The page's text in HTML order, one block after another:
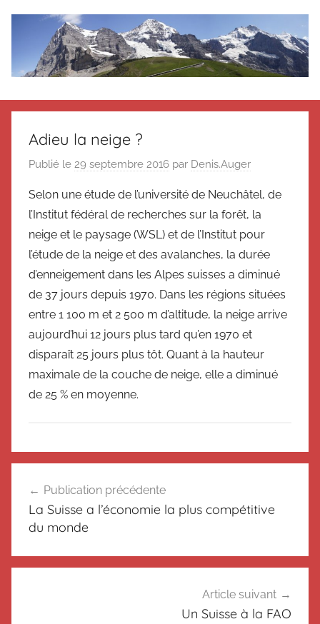
Le
blog
de
Suisse
Magazine
Suisse
Suisse
Magazine
Messager
Suisse
Adieu la neige ?
Publié le 29 septembre 2016 par Denis.Auger
Selon une étude de l’université de Neuchâtel, de
l’Institut fédéral de recherches sur la forêt, la
neige et le paysage (WSL) et de l’Institut pour
l’étude de la neige et des avalanches, la durée
d’enneigement dans les Alpes suisses a diminué
de 37 jours depuis 1970. Dans les régions situées
entre 1 100 m et 2 500 m d’altitude, la neige arrive
aujourd’hui 12 jours plus tard qu’en 1970 et
disparaît 25 jours plus tôt. Quant à la hauteur
maximale de la couche de neige, elle a diminué
de 25 % en moyenne.
N
c
a
de
l’article
Publication précédente
La Suisse a l’économie la plus compétitive
du monde
Article suivant
Un Suisse à la FAO